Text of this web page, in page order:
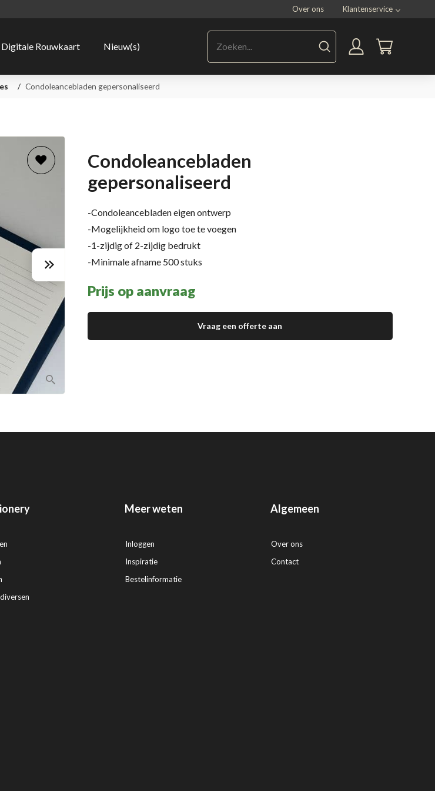
Over ons Klantenservice
Digitale Rouwkaart Nieuw(s)
/ Condoleancebladen gepersonaliseerd
Condoleancebladen
gepersonaliseerd
-Condoleancebladen eigen ontwerp
-Mogelijkheid om logo toe te voegen
-1-zijdig of 2-zijdig bedrukt
-Minimale afname 500 stuks
Prijs op aanvraag
Vraag een offerte aan
Meer weten
Inloggen
Inspiratie
Bestelinformatie
Algemeen
Over ons
Contact